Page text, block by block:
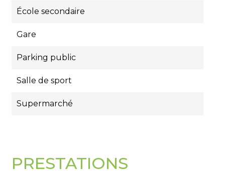
École secondaire
Gare
Parking public
Salle de sport
Supermarché
PRESTATIONS